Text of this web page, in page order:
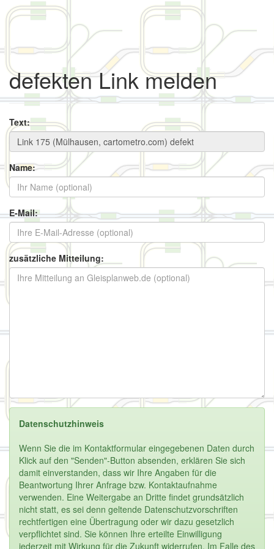
defekten Link melden
Text:
Name:
E-Mail:
zusätzliche Mitteilung:
Datenschutzhinweis
Wenn Sie die im Kontaktformular eingegebenen Daten durch
Klick auf den "Senden"-Button absenden, erklären Sie sich
damit einverstanden, dass wir Ihre Angaben für die
Beantwortung Ihrer Anfrage bzw. Kontaktaufnahme
verwenden. Eine Weitergabe an Dritte findet grundsätzlich
nicht statt, es sei denn geltende Datenschutzvorschriften
rechtfertigen eine Übertragung oder wir dazu gesetzlich
verpflichtet sind. Sie können Ihre erteilte Einwilligung
jederzeit mit Wirkung für die Zukunft widerrufen. Im Falle des